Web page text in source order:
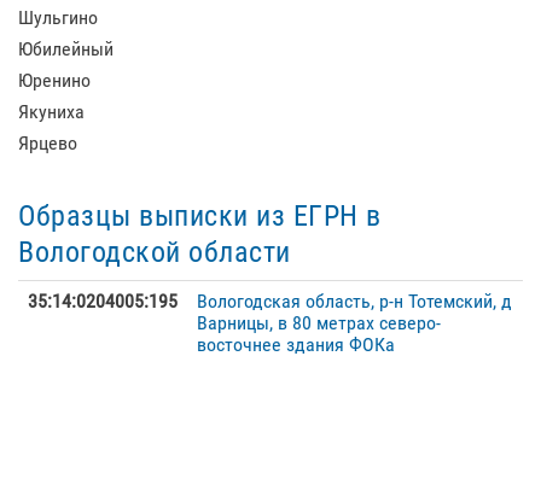
Шульгино
Юбилейный
Юренино
Якуниха
Ярцево
Образцы выписки из ЕГРН в
Вологодской области
35:14:0204005:195
Вологодская область, р-н Тотемский, д
Варницы, в 80 метрах северо-
восточнее здания ФОКа